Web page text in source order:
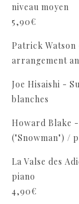
niveau moyen
5,90€
Patrick Watson
arrangement
Joe Hisaishi -
blanches
Howard Blake
("Snowman") /
La Valse des
piano
4,90€